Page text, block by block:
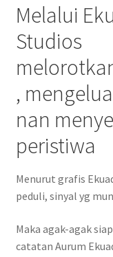
Melalui
Studios
,
nan
peristiwa
Menurut grafis
peduli, sinyal yg
Maka agak-agak
catatan Aurum